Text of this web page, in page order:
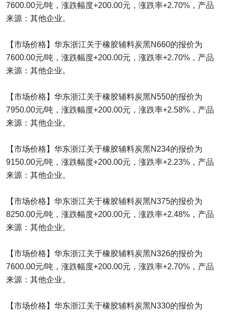
7600.00元/吨，涨跌幅度+200.00元，涨跌率+2.70%，产品
来源：其他企业。
【市场价格】华东浙江关于橡胶辅料炭黑N660的报价为
7600.00元/吨，涨跌幅度+200.00元，涨跌率+2.70%，产品
来源：其他企业。
【市场价格】华东浙江关于橡胶辅料炭黑N550的报价为
7950.00元/吨，涨跌幅度+200.00元，涨跌率+2.58%，产品
来源：其他企业。
【市场价格】华东浙江关于橡胶辅料炭黑N234的报价为
9150.00元/吨，涨跌幅度+200.00元，涨跌率+2.23%，产品
来源：其他企业。
【市场价格】华东浙江关于橡胶辅料炭黑N375的报价为
8250.00元/吨，涨跌幅度+200.00元，涨跌率+2.48%，产品
来源：其他企业。
【市场价格】华东浙江关于橡胶辅料炭黑N326的报价为
7600.00元/吨，涨跌幅度+200.00元，涨跌率+2.70%，产品
来源：其他企业。
【市场价格】华东浙江关于橡胶辅料炭黑N330的报价为